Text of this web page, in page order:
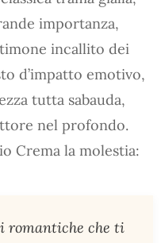
importanza,
incallito dei
d’impatto emotivo,
tutta sabauda,
nel profondo.
Crema la molestia:
romantiche che ti